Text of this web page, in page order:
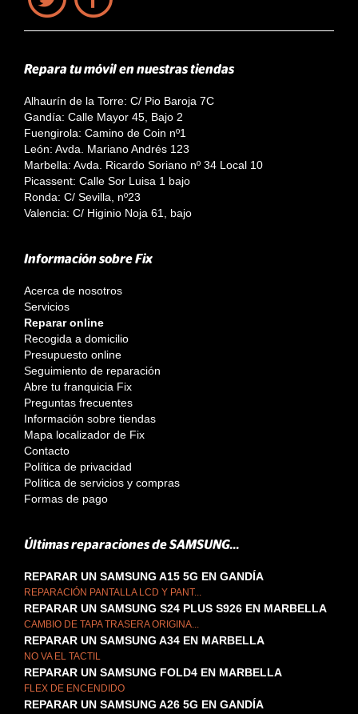
Repara tu móvil en nuestras tiendas
Alhaurín de la Torre: C/ Pio Baroja 7C
Gandía: Calle Mayor 45, Bajo 2
Fuengirola: Camino de Coin nº1
León: Avda. Mariano Andrés 123
Marbella: Avda. Ricardo Soriano nº 34 Local 10
Picassent: Calle Sor Luisa 1 bajo
Ronda: C/ Sevilla, nº23
Valencia: C/ Higinio Noja 61, bajo
Información sobre Fix
Acerca de nosotros
Servicios
Reparar online
Recogida a domicilio
Presupuesto online
Seguimiento de reparación
Abre tu franquicia Fix
Preguntas frecuentes
Información sobre tiendas
Mapa localizador de Fix
Contacto
Política de privacidad
Política de servicios y compras
Formas de pago
Últimas reparaciones de SAMSUNG...
REPARAR UN SAMSUNG A15 5G EN GANDÍA
REPARACIÓN PANTALLA LCD Y PANT...
REPARAR UN SAMSUNG S24 PLUS S926 EN MARBELLA
CAMBIO DE TAPA TRASERA ORIGINA...
REPARAR UN SAMSUNG A34 EN MARBELLA
NO VA EL TACTIL
REPARAR UN SAMSUNG FOLD4 EN MARBELLA
FLEX DE ENCENDIDO
REPARAR UN SAMSUNG A26 5G EN GANDÍA